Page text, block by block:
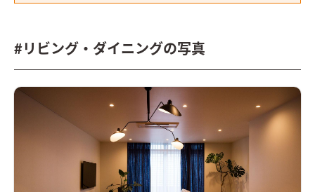
#リビング・ダイニングの写真